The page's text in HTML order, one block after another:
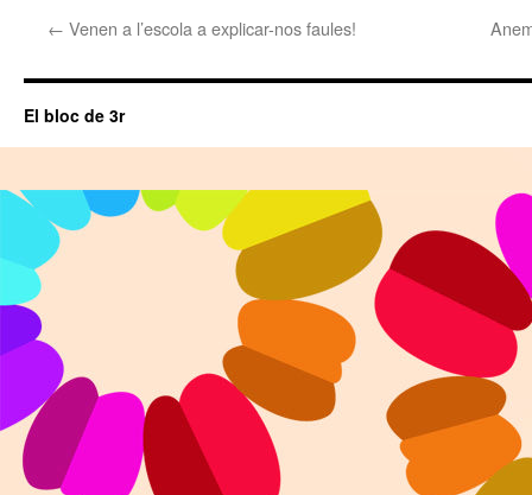
← Venen a l’escola a explicar-nos faules!
El bloc de 3r